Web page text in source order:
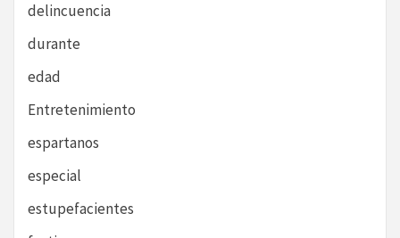
delincuencia
durante
edad
Entretenimiento
espartanos
especial
estupefacientes